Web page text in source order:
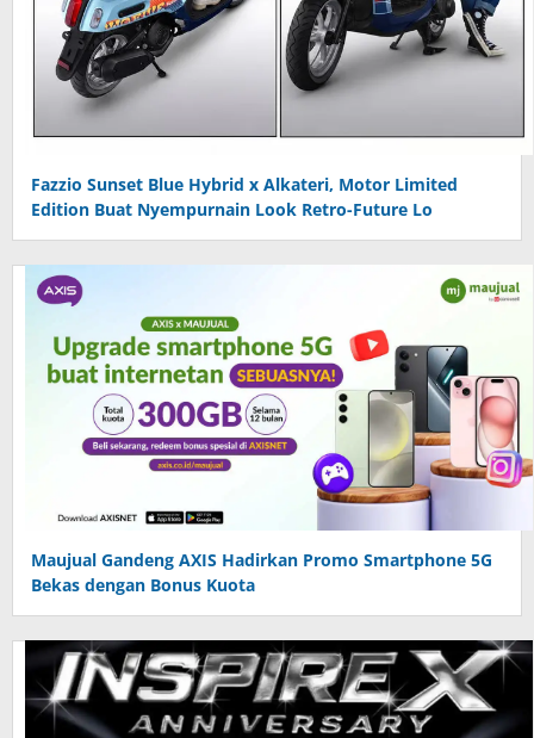
Fazzio Sunset Blue Hybrid x Alkateri, Motor Limited
Edition Buat Nyempurnain Look Retro-Future Lo
Maujual Gandeng AXIS Hadirkan Promo Smartphone 5G
Bekas dengan Bonus Kuota